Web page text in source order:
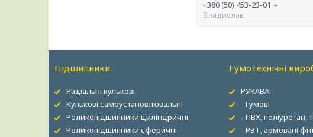
+380 (50) 453-23-01
Владислав
Підшипники
Радіальні кулькові
Кулькові самоустановлювальні
Роликопідшипники циліндричні
Роликопідшипники сферичні
Гумотехнічні
РУКАВА:
- Гумові
- ПВХ, поліуретан,
- РВТ, армовані